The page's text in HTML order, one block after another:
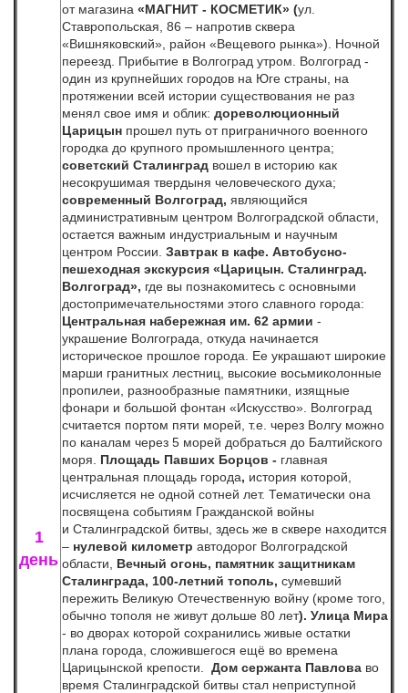
1
день
от магазина «МАГНИТ - КОСМЕТИК» (ул.
Ставропольская, 86 – напротив сквера
«Вишняковский», район «Вещевого рынка»). Ночной
переезд. Прибытие в Волгоград утром. Волгоград -
один из крупнейших городов на Юге страны, на
протяжении всей истории существования не раз
менял свое имя и облик: дореволюционный
Царицын прошел путь от приграничного военного
городка до крупного промышленного центра;
советский Сталинград вошел в историю как
несокрушимая твердыня человеческого духа;
современный Волгоград, являющийся
административным центром Волгоградской области,
остается важным индустриальным и научным
центром России. Завтрак в кафе. Автобусно-
пешеходная экскурсия «Царицын. Сталинград.
Волгоград», где вы познакомитесь с основными
достопримечательностями этого славного города:
Центральная набережная им. 62 армии -
украшение Волгограда, откуда начинается
историческое прошлое города. Ее украшают широкие
марши гранитных лестниц, высокие восьмиколонные
пропилеи, разнообразные памятники, изящные
фонари и большой фонтан «Искусство». Волгоград
считается портом пяти морей, т.е. через Волгу можно
по каналам через 5 морей добраться до Балтийского
моря. Площадь Павших Борцов - главная
центральная площадь города, история которой,
исчисляется не одной сотней лет. Тематически она
посвящена событиям Гражданской войны
и Сталинградской битвы, здесь же в сквере находится
– нулевой километр автодорог Волгоградской
области, Вечный огонь, памятник защитникам
Сталинграда, 100-летний тополь, сумевший
пережить Великую Отечественную войну (кроме того,
обычно тополя не живут дольше 80 лет). Улица Мира
- во дворах которой сохранились живые остатки
плана города, сложившегося ещё во времена
Царицынской крепости. Дом сержанта Павлова во
время Сталинградской битвы стал неприступной